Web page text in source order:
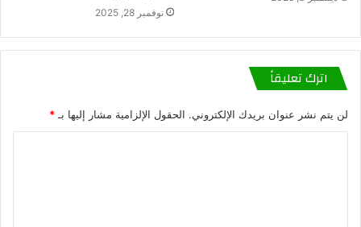
نوفمبر 28, 2025
اترك تعليقاً
لن يتم نشر عنوان بريدك الإلكتروني. الحقول الإلزامية مشار إليها بـ *